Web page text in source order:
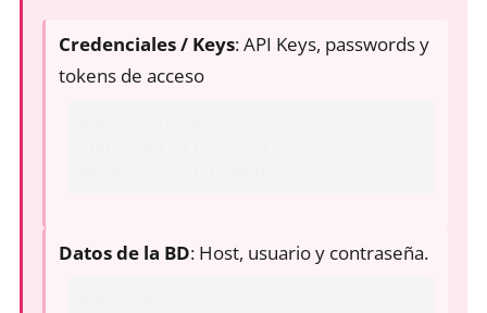
Credenciales / Keys: API Keys, passwords y
tokens de acceso
Datos de la BD: Host, usuario y contraseña.